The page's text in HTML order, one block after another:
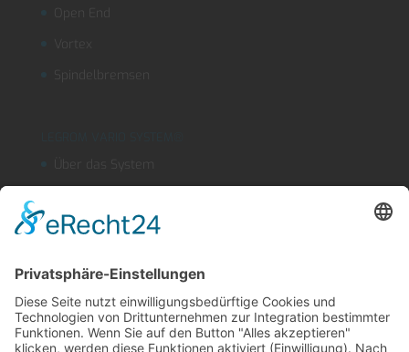
Open End
Vortex
Spindelbremsen
Über das System
Kühlmitteleinrichtungen
Sicherheitsblasdüse
Produktfinder